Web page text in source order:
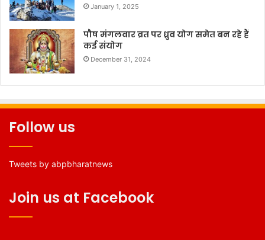
January 1, 2025
पौष मंगलवार व्रत पर ध्रुव योग समेत बन रहे हैं
कई संयोग
December 31, 2024
Follow us
Tweets by abpbharatnews
Join us at Facebook